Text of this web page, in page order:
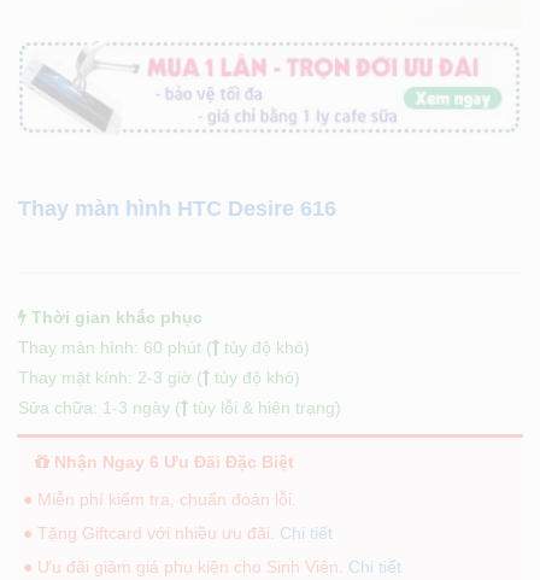
Thay màn hình HTC Desire 616
Thời gian khắc phục
Thay màn hình: 60 phút (
tùy độ khó)
Thay mặt kính: 2-3 giờ (
tùy độ khó)
Sửa chữa: 1-3 ngày (
tùy lỗi & hiện trạng)
Nhận Ngay 6 Ưu Đãi Đặc Biệt
● Miễn phí kiểm tra, chuẩn đoán lỗi.
● Tặng Giftcard với nhiều ưu đãi. Chi tiết
● Ưu đãi giảm giá phụ kiện cho Sinh Viên. Chi tiết